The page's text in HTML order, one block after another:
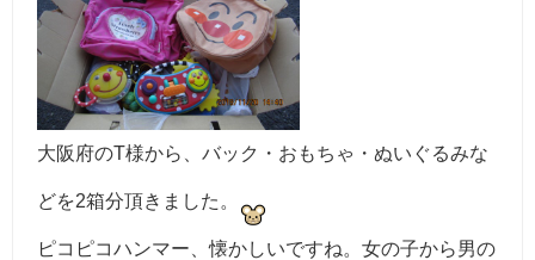
大阪府のT様から、バック・おもちゃ・ぬいぐるみな
どを2箱分頂きました。
ピコピコハンマー、懐かしいですね。女の子から男の